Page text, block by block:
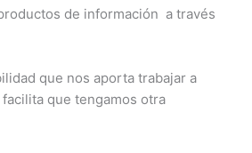
de información a través
que nos aporta trabajar a
que tengamos otra